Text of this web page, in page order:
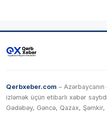
Qerbxeber.com –
izləmək üçün etibarlı xəbər
Gədəbəy, Gəncə, Qazax,